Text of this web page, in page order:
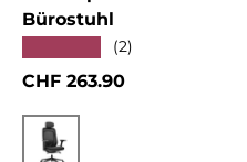
Bürostuhl
(2)
Normaler Preis
CHF 263.90